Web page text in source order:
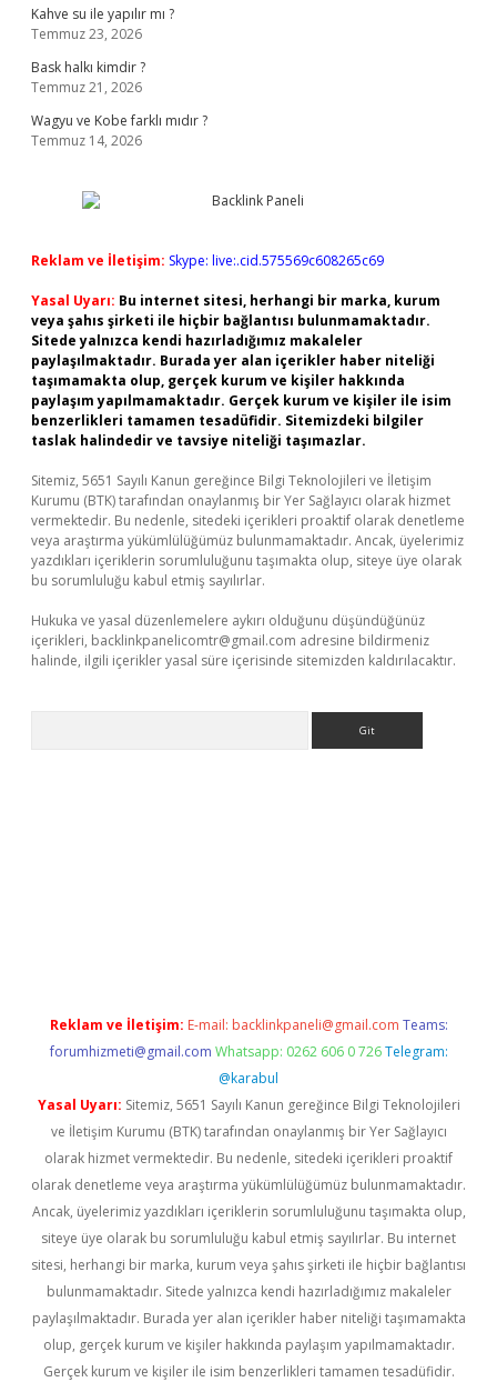
Kahve su ile yapılır mı ?
Temmuz 23, 2026
Bask halkı kimdir ?
Temmuz 21, 2026
Wagyu ve Kobe farklı mıdır ?
Temmuz 14, 2026
Reklam ve İletişim: Skype: live:.cid.575569c608265c69
Yasal Uyarı: Bu internet sitesi, herhangi bir marka, kurum
veya şahıs şirketi ile hiçbir bağlantısı bulunmamaktadır.
Sitede yalnızca kendi hazırladığımız makaleler
paylaşılmaktadır. Burada yer alan içerikler haber niteliği
taşımamakta olup, gerçek kurum ve kişiler hakkında
paylaşım yapılmamaktadır. Gerçek kurum ve kişiler ile isim
benzerlikleri tamamen tesadüfidir. Sitemizdeki bilgiler
taslak halindedir ve tavsiye niteliği taşımazlar.
Sitemiz, 5651 Sayılı Kanun gereğince Bilgi Teknolojileri ve İletişim
Kurumu (BTK) tarafından onaylanmış bir Yer Sağlayıcı olarak hizmet
vermektedir. Bu nedenle, sitedeki içerikleri proaktif olarak denetleme
veya araştırma yükümlülüğümüz bulunmamaktadır. Ancak, üyelerimiz
yazdıkları içeriklerin sorumluluğunu taşımakta olup, siteye üye olarak
bu sorumluluğu kabul etmiş sayılırlar.
Hukuka ve yasal düzenlemelere aykırı olduğunu düşündüğünüz
içerikleri, backlinkpanelicomtr@gmail.com adresine bildirmeniz
halinde, ilgili içerikler yasal süre içerisinde sitemizden kaldırılacaktır.
Reklam ve İletişim: E-mail: backlinkpaneli@gmail.com Teams:
forumhizmeti@gmail.com Whatsapp: 0262 606 0 726 Telegram:
@karabul
Yasal Uyarı: Sitemiz, 5651 Sayılı Kanun gereğince Bilgi Teknolojileri
ve İletişim Kurumu (BTK) tarafından onaylanmış bir Yer Sağlayıcı
olarak hizmet vermektedir. Bu nedenle, sitedeki içerikleri proaktif
olarak denetleme veya araştırma yükümlülüğümüz bulunmamaktadır.
Ancak, üyelerimiz yazdıkları içeriklerin sorumluluğunu taşımakta olup,
siteye üye olarak bu sorumluluğu kabul etmiş sayılırlar. Bu internet
sitesi, herhangi bir marka, kurum veya şahıs şirketi ile hiçbir bağlantısı
bulunmamaktadır. Sitede yalnızca kendi hazırladığımız makaleler
paylaşılmaktadır. Burada yer alan içerikler haber niteliği taşımamakta
olup, gerçek kurum ve kişiler hakkında paylaşım yapılmamaktadır.
Gerçek kurum ve kişiler ile isim benzerlikleri tamamen tesadüfidir.